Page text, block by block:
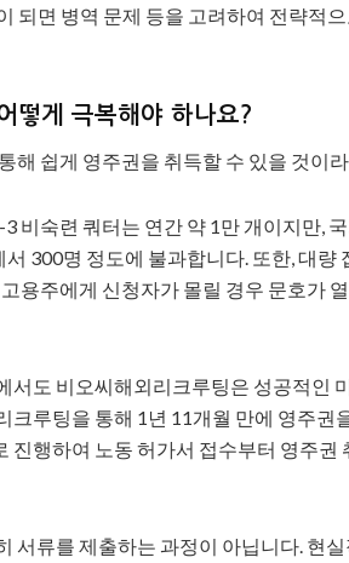
되면 병역 문제 등을 고려하여 전략적
떻게 극복해야 하나요?
해 쉽게 영주권을 취득할 수 있을 것이
비숙련 쿼터는 연간 약 1만 개이지만,
300명 정도에 불과합니다. 또한, 대량
용주에게 신청자가 몰릴 경우 문호가
서도 비오씨해외리크루팅은 성공적인
크루팅을 통해 1년 11개월 만에 영주권
진행하여 노동 허가서 접수부터 영주권
서류를 제출하는 과정이 아닙니다. 현